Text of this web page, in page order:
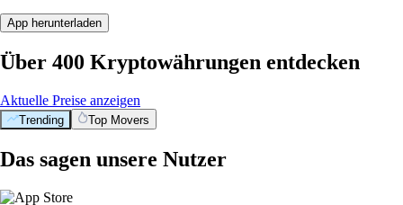
App herunterladen
Über 400 Kryptowährungen entdecken
Aktuelle Preise anzeigen
Trending Top Movers
Das sagen unsere Nutzer